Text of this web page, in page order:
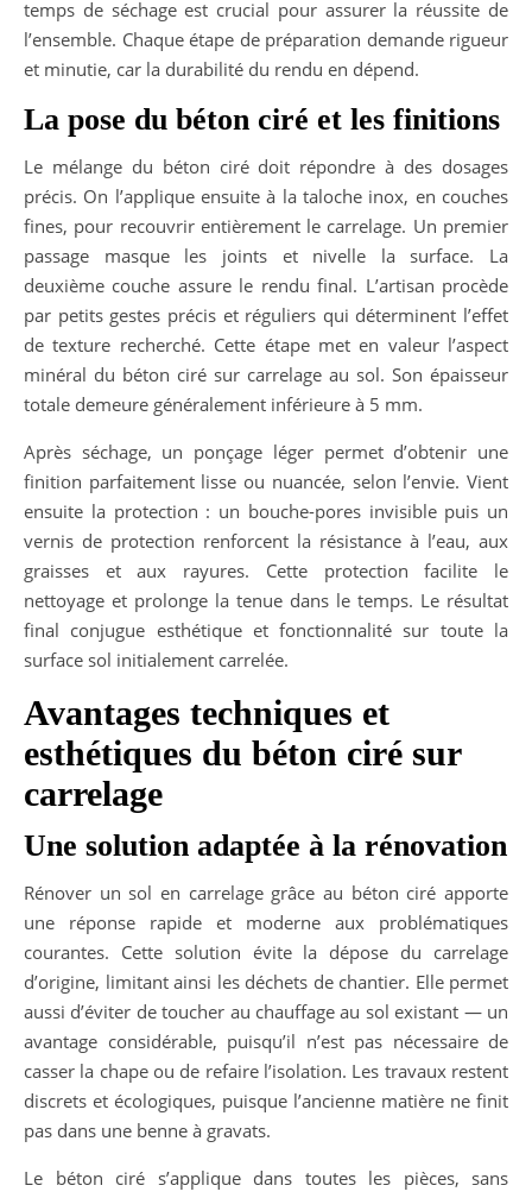
temps de séchage est crucial pour assurer la réussite de
l’ensemble. Chaque étape de préparation demande rigueur
et minutie, car la durabilité du rendu en dépend.
La pose du béton ciré et les finitions
Le mélange du béton ciré doit répondre à des dosages
précis. On l’applique ensuite à la taloche inox, en couches
fines, pour recouvrir entièrement le carrelage. Un premier
passage masque les joints et nivelle la surface. La
deuxième couche assure le rendu final. L’artisan procède
par petits gestes précis et réguliers qui déterminent l’effet
de texture recherché. Cette étape met en valeur l’aspect
minéral du béton ciré sur carrelage au sol. Son épaisseur
totale demeure généralement inférieure à 5 mm.
Après séchage, un ponçage léger permet d’obtenir une
finition parfaitement lisse ou nuancée, selon l’envie. Vient
ensuite la protection : un bouche-pores invisible puis un
vernis de protection renforcent la résistance à l’eau, aux
graisses et aux rayures. Cette protection facilite le
nettoyage et prolonge la tenue dans le temps. Le résultat
final conjugue esthétique et fonctionnalité sur toute la
surface sol initialement carrelée.
Avantages techniques et
esthétiques du béton ciré sur
carrelage
Une solution adaptée à la rénovation
Rénover un sol en carrelage grâce au béton ciré apporte
une réponse rapide et moderne aux problématiques
courantes. Cette solution évite la dépose du carrelage
d’origine, limitant ainsi les déchets de chantier. Elle permet
aussi d’éviter de toucher au chauffage au sol existant — un
avantage considérable, puisqu’il n’est pas nécessaire de
casser la chape ou de refaire l’isolation. Les travaux restent
discrets et écologiques, puisque l’ancienne matière ne finit
pas dans une benne à gravats.
Le béton ciré s’applique dans toutes les pièces, sans